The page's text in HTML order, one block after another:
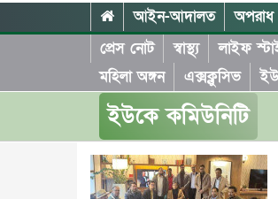
আইন-আদালত অপরাধ
প্রেস নোট
স্বাস্থ্য লাইফ
মহিলা অঙ্গন
এক্সক্লুসিভ
ইউকে কমিউনিটি